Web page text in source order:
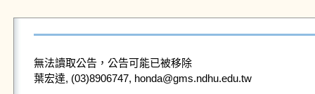
無法讀取公告，公告可能已被移除
葉宏達, (03)8906747, honda@gms.ndhu.edu.tw